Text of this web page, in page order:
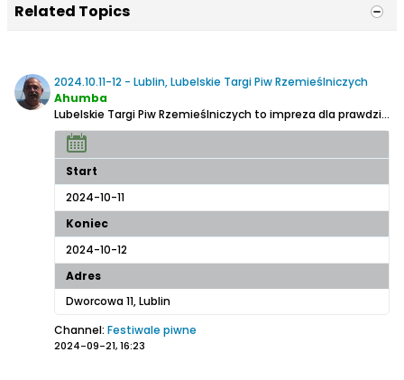
Related Topics
2024.10.11-12 - Lublin, Lubelskie Targi Piw Rzemieślniczych
Ahumba
Lubelskie Targi Piw Rzemieślniczych to impreza dla prawdziwych smakoszy piwa. Po raz 8 odbędzie się spotkanie z najlepszymi browarami, które przywiozą ze sobą między 200 a 300 różnorodnych gatunków piw. Będą to 2 intensywne dni i JEDNO najlepsze miejsce pod słońcem: LUBLIN!
Start
2024-10-11
Koniec
2024-10-12
Adres
Dworcowa 11, Lublin
Channel: Festiwale piwne
2024-09-21, 16:23